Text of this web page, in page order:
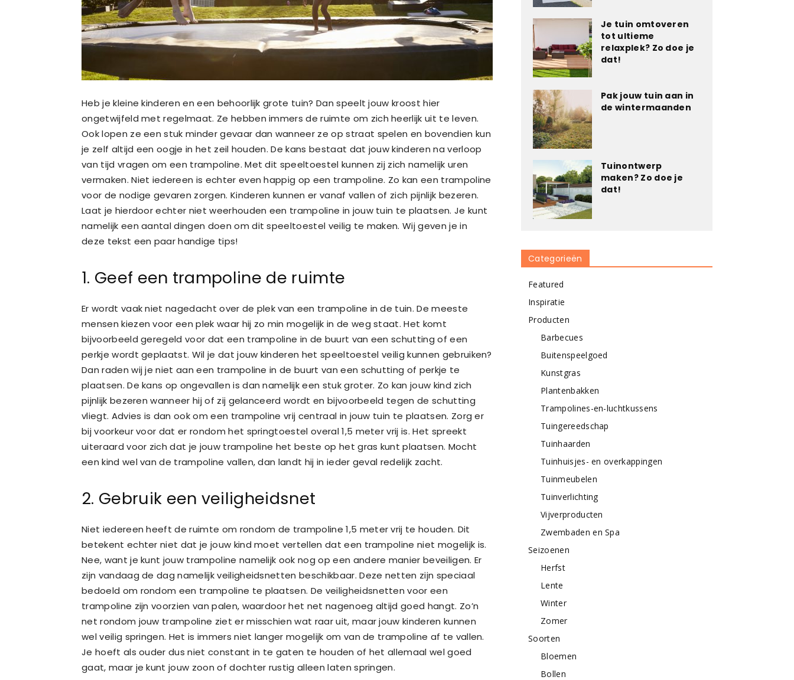
Heb je kleine kinderen en een behoorlijk grote tuin? Dan speelt jouw kroost hier
ongetwijfeld met regelmaat. Ze hebben immers de ruimte om zich heerlijk uit te leven.
Ook lopen ze een stuk minder gevaar dan wanneer ze op straat spelen en bovendien kun
je zelf altijd een oogje in het zeil houden. De kans bestaat dat jouw kinderen na verloop
van tijd vragen om een trampoline. Met dit speeltoestel kunnen zij zich namelijk uren
vermaken. Niet iedereen is echter even happig op een trampoline. Zo kan een trampoline
voor de nodige gevaren zorgen. Kinderen kunnen er vanaf vallen of zich pijnlijk bezeren.
Laat je hierdoor echter niet weerhouden een trampoline in jouw tuin te plaatsen. Je kunt
namelijk een aantal dingen doen om dit speeltoestel veilig te maken. Wij geven je in
deze tekst een paar handige tips!
1. Geef een trampoline de ruimte
Er wordt vaak niet nagedacht over de plek van een trampoline in de tuin. De meeste
mensen kiezen voor een plek waar hij zo min mogelijk in de weg staat. Het komt
bijvoorbeeld geregeld voor dat een trampoline in de buurt van een schutting of een
perkje wordt geplaatst. Wil je dat jouw kinderen het speeltoestel veilig kunnen gebruiken?
Dan raden wij je niet aan een trampoline in de buurt van een schutting of perkje te
plaatsen. De kans op ongevallen is dan namelijk een stuk groter. Zo kan jouw kind zich
pijnlijk bezeren wanneer hij of zij gelanceerd wordt en bijvoorbeeld tegen de schutting
vliegt. Advies is dan ook om een trampoline vrij centraal in jouw tuin te plaatsen. Zorg er
bij voorkeur voor dat er rondom het springtoestel overal 1,5 meter vrij is. Het spreekt
uiteraard voor zich dat je jouw trampoline het beste op het gras kunt plaatsen. Mocht
een kind wel van de trampoline vallen, dan landt hij in ieder geval redelijk zacht.
2. Gebruik een veiligheidsnet
Niet iedereen heeft de ruimte om rondom de trampoline 1,5 meter vrij te houden. Dit
betekent echter niet dat je jouw kind moet vertellen dat een trampoline niet mogelijk is.
Nee, want je kunt jouw trampoline namelijk ook nog op een andere manier beveiligen. Er
zijn vandaag de dag namelijk veiligheidsnetten beschikbaar. Deze netten zijn speciaal
bedoeld om rondom een trampoline te plaatsen. De veiligheidsnetten voor een
trampoline zijn voorzien van palen, waardoor het net nagenoeg altijd goed hangt. Zo’n
net rondom jouw trampoline ziet er misschien wat raar uit, maar jouw kinderen kunnen
wel veilig springen. Het is immers niet langer mogelijk om van de trampoline af te vallen.
Je hoeft als ouder dus niet constant in te gaten te houden of het allemaal wel goed
gaat, maar je kunt jouw zoon of dochter rustig alleen laten springen.
Je tuin omtoveren
tot ultieme
relaxplek? Zo doe je
dat!
Pak jouw tuin aan in
de wintermaanden
Tuinontwerp
maken? Zo doe je
dat!
Categorieën
Featured
Inspiratie
Producten
Barbecues
Buitenspeelgoed
Kunstgras
Plantenbakken
Trampolines-en-luchtkussens
Tuingereedschap
Tuinhaarden
Tuinhuisjes- en overkappingen
Tuinmeubelen
Tuinverlichting
Vijverproducten
Zwembaden en Spa
Seizoenen
Herfst
Lente
Winter
Zomer
Soorten
Bloemen
Bollen